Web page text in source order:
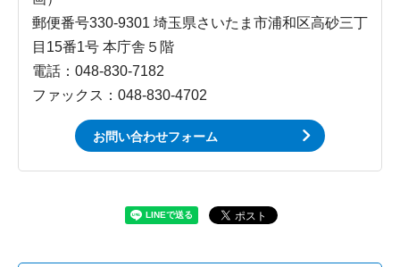
郵便番号330-9301 埼玉県さいたま市浦和区高砂三丁
目15番1号 本庁舎５階
電話：048-830-7182
ファックス：048-830-4702
お問い合わせフォーム